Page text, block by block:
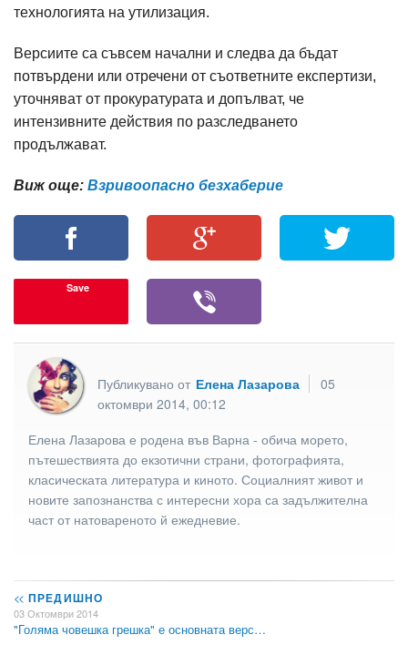
технологията на утилизация.
Версиите са съвсем начални и следва да бъдат
потвърдени или отречени от съответните експертизи,
уточняват от прокуратурата и допълват, че
интензивните действия по разследването
продължават.
Виж още: Взривоопасно безхаберие
Save
Публикувано от Елена Лазарова
05
октомври 2014, 00:12
Елена Лазарова е родена във Варна - обича морето,
пътешествията до екзотични страни, фотографията,
класическата литература и киното. Социалният живот и
новите запознанства с интересни хора са задължителна
част от натовареното й ежедневие.
<< ПРЕДИШНО
03 Октомври 2014
"Голяма човешка грешка" е основната верс…